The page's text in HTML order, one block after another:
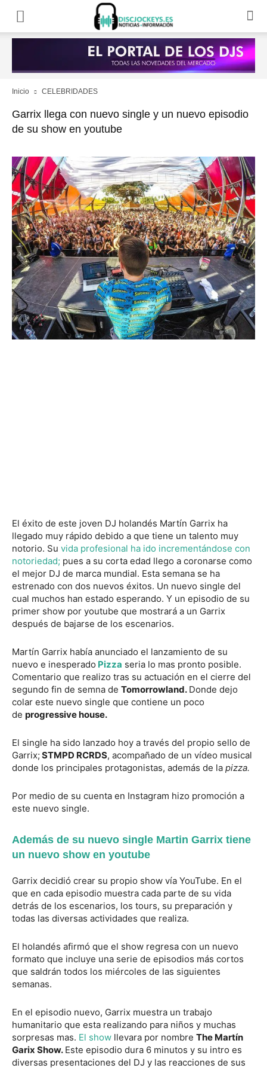
Inicio CELEBRIDADES
Garrix llega con nuevo single y un nuevo episodio
de su show en youtube
El éxito de este joven DJ holandés Martín Garrix ha
llegado muy rápido debido a que tiene un talento muy
notorio. Su vida profesional ha ido incrementándose con
notoriedad; pues a su corta edad llego a coronarse como
el mejor DJ de marca mundial. Esta semana se ha
estrenado con dos nuevos éxitos. Un nuevo single del
cual muchos han estado esperando. Y un episodio de su
primer show por youtube que mostrará a un Garrix
después de bajarse de los escenarios.
Martín Garrix había anunciado el lanzamiento de su
nuevo e inesperado Pizza seria lo mas pronto posible.
Comentario que realizo tras su actuación en el cierre del
segundo fin de semna de Tomorrowland. Donde dejo
colar este nuevo single que contiene un poco
de progressive house.
El single ha sido lanzado hoy a través del propio sello de
Garrix; STMPD RCRDS, acompañado de un vídeo musical
donde los principales protagonistas, además de la pizza.
Por medio de su cuenta en Instagram hizo promoción a
este nuevo single.
Además de su nuevo single Martin Garrix tiene
un nuevo show en youtube
Garrix decidió crear su propio show vía YouTube. En el
que en cada episodio muestra cada parte de su vida
detrás de los escenarios, los tours, su preparación y
todas las diversas actividades que realiza.
El holandés afirmó que el show regresa con un nuevo
formato que incluye una serie de episodios más cortos
que saldrán todos los miércoles de las siguientes
semanas.
En el episodio nuevo, Garrix muestra un trabajo
humanitario que esta realizando para niños y muchas
sorpresas mas. El show llevara por nombre The Martín
Garix Show. Este episodio dura 6 minutos y su intro es
diversas presentaciones del DJ y las reacciones de sus